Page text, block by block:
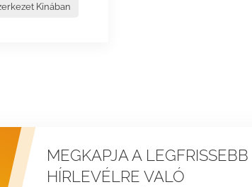
Kínában
MEGKAPJA A LEGFRISSEBB
HÍRLEVÉLRE VALÓ